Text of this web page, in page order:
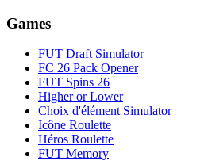
Games
FUT Draft Simulator
FC 26 Pack Opener
FUT Spins 26
Higher or Lower
Choix d'élément Simulator
Icône Roulette
Héros Roulette
FUT Memory